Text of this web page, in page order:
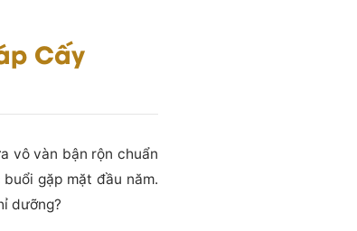
Cấy
vô vàn bận rộn chuẩn
gặp mặt đầu năm.
dưỡng?